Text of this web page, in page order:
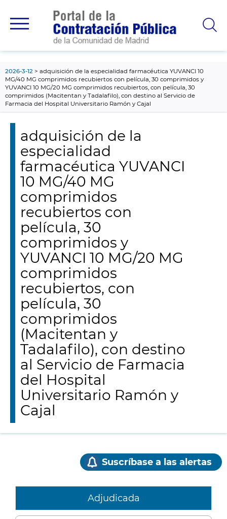
principal
2026-3-12
adquisición de la especialidad farmacéutica YUVANCI 10
MG/40 MG comprimidos recubiertos con película, 30 comprimidos y
YUVANCI 10 MG/20 MG comprimidos recubiertos, con película, 30
comprimidos (Macitentan y Tadalafilo), con destino al Servicio de
Farmacia del Hospital Universitario Ramón y Cajal
adquisición de la
especialidad
farmacéutica YUVANCI
10 MG/40 MG
comprimidos
recubiertos con
película, 30
comprimidos y
YUVANCI 10 MG/20 MG
comprimidos
recubiertos, con
película, 30
comprimidos
(Macitentan y
Tadalafilo), con destino
al Servicio de Farmacia
del Hospital
Universitario Ramón y
Cajal
Suscríbase a las alertas
Adjudicada